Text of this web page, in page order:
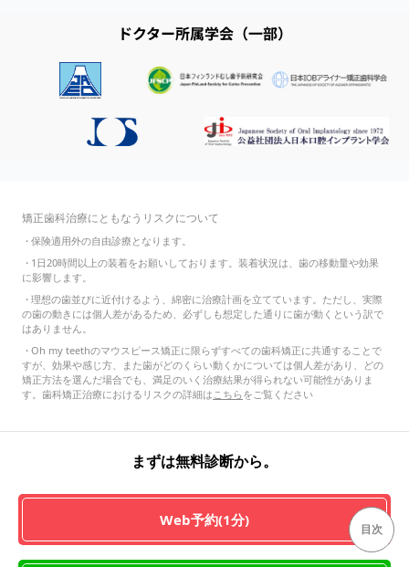
目次
ドクター所属学会（一部）
矯正歯科治療にともなうリスクについて
・保険適用外の自由診療となります。
・ 1日20時間以上の装着をお願いしております。装着状況は、歯の移動量や効果
に影響します。
・理想の歯並びに近付けるよう、綿密に治療計画を立てています。ただし、実際
の歯の動きには個人差があるため、必ずしも想定した通りに歯が動くという訳で
はありません。
・Oh my teethのマウスピース矯正に限らずすべての歯科矯正に共通することで
すが、効果や感じ方、また歯がどのくらい動くかについては個人差があり、どの
矯正方法を選んだ場合でも、満足のいく治療結果が得られない可能性がありま
す。歯科矯正治療におけるリスクの詳細は こちらをご覧ください
まずは無料診断から。
Web予約(1分)